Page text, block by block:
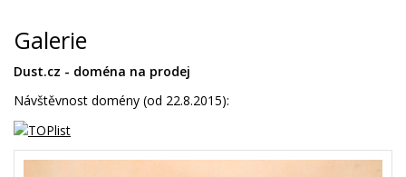
Galerie
Dust.cz - doména na prodej
Návštěvnost domény (od 22.8.2015):